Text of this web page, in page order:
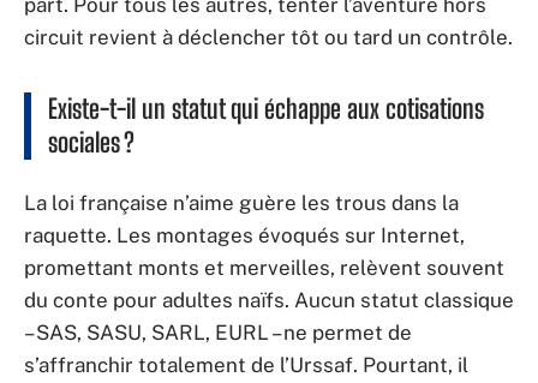
part. Pour tous les autres, tenter l’aventure hors
circuit revient à déclencher tôt ou tard un contrôle.
Existe-t-il un statut qui échappe aux cotisations
sociales ?
La loi française n’aime guère les trous dans la
raquette. Les montages évoqués sur Internet,
promettant monts et merveilles, relèvent souvent
du conte pour adultes naïfs. Aucun statut classique
– SAS, SASU, SARL, EURL – ne permet de
s’affranchir totalement de l’Urssaf. Pourtant, il